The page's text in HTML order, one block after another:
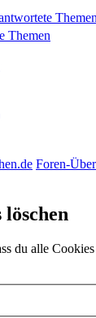
Themen
Foren-
du alle